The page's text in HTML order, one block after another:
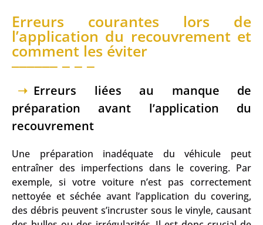
Erreurs courantes lors de
l’application du recouvrement et
comment les éviter
Erreurs liées au manque de
préparation avant l’application du
recouvrement
Une préparation inadéquate du véhicule peut
entraîner des imperfections dans le covering. Par
exemple, si votre voiture n’est pas correctement
nettoyée et séchée avant l’application du covering,
des débris peuvent s’incruster sous le vinyle, causant